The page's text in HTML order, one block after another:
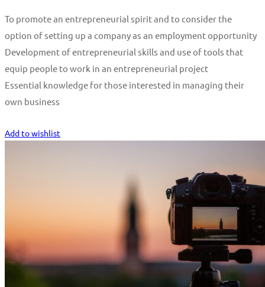
To promote an entrepreneurial spirit and to consider the
option of setting up a company as an employment opportunity
Development of entrepreneurial skills and use of tools that
equip people to work in an entrepreneurial project
Essential knowledge for those interested in managing their
own business
Add to wishlist